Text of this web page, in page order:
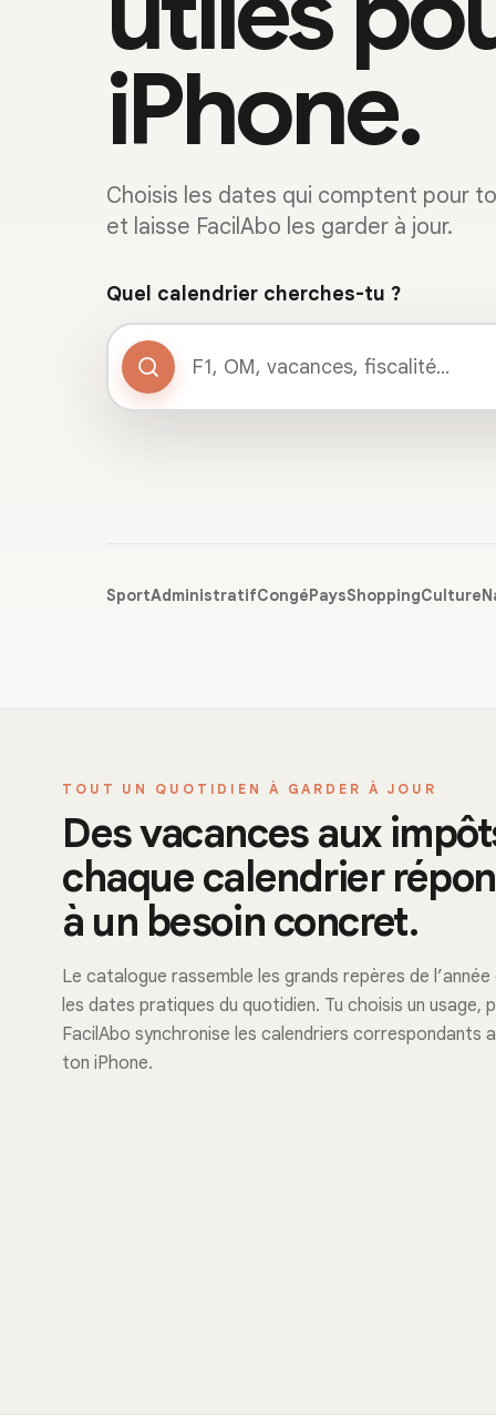
iPhone.
Choisis les dates qui comptent pour
et laisse FacilAbo les garder à jour.
Quel calendrier cherches-tu ?
SportAdministratifCongéPaysShoppingCulture
TOUT UN QUOTIDIEN À GARDER À JOUR
Des vacances aux
chaque calendrier
à un besoin concret.
Le catalogue rassemble les grands repères de
les dates pratiques du quotidien. Tu choisis un usage,
FacilAbo synchronise les calendriers correspondants
ton iPhone.